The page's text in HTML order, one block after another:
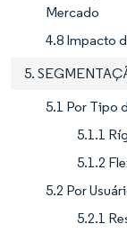
Mercado
4.8 Impacto
5.
5.1 Por Tipo
5.1.1
5.1.2
5.2 Por
5.2.1